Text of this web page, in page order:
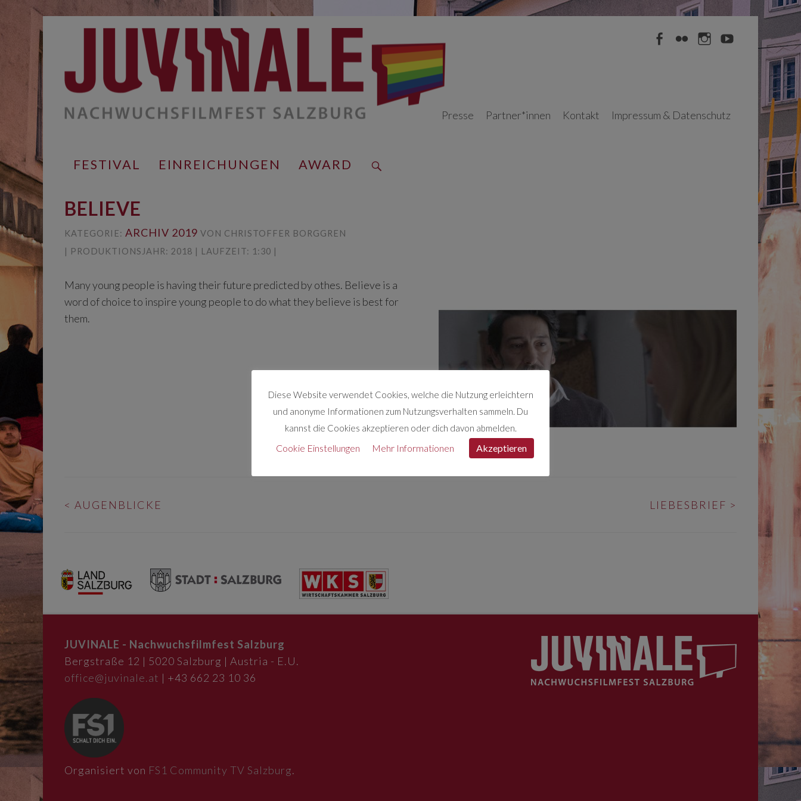
Inhalt
YouTube
Presse Partner*innen Kontakt Impressum & Datenschutz
FESTIVAL EINREICHUNGEN AWARD
BELIEVE
KATEGORIE: ARCHIV 2019 VON CHRISTOFFER BORGGREN
| PRODUKTIONSJAHR: 2018 | LAUFZEIT: 1:30 |
Many young people is having their future predicted by othes. Believe is a
word of choice to inspire young people to do what they believe is best for
them.
< AUGENBLICKE LIEBESBRIEF >
JUVINALE - Nachwuchsfilmfest Salzburg
Bergstraße 12 | 5020 Salzburg | Austria - E.U.
office@juvinale.at | +43 662 23 10 36
Organisiert von FS1 Community TV Salzburg.
Diese Website verwendet Cookies, welche die Nutzung erleichtern
und anonyme Informationen zum Nutzungsverhalten sammeln. Du
kannst die Cookies akzeptieren oder dich davon abmelden.
Cookie Einstellungen Mehr Informationen Akzeptieren